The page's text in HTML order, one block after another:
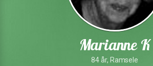
Marianne K
84 år, Ramsele